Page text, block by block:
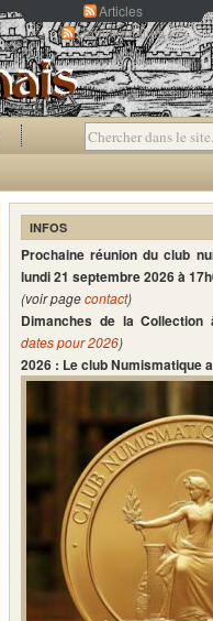
Articles
Commentaires
INFOS
Prochaine réunion du club
lundi 21 septembre 2026 à
(voir pagecontact)
Dimanches de la Collection
dates pour 2026)
2026 : Le club Numismatique